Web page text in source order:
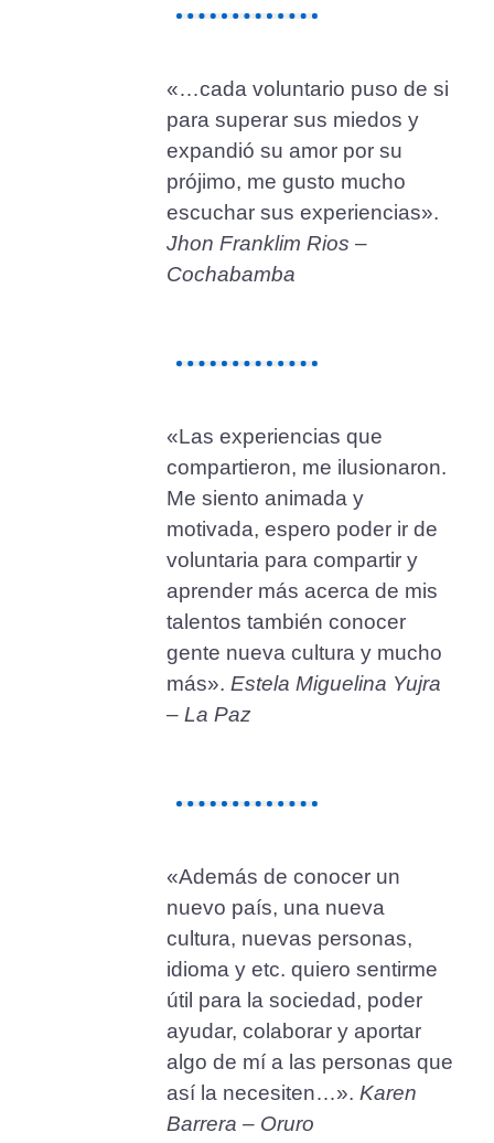
«…cada voluntario puso de si
para superar sus miedos y
expandió su amor por su
prójimo, me gusto mucho
escuchar sus experiencias».
Jhon Franklim Rios –
Cochabamba
«Las experiencias que
compartieron, me ilusionaron.
Me siento animada y
motivada, espero poder ir de
voluntaria para compartir y
aprender más acerca de mis
talentos también conocer
gente nueva cultura y mucho
más». Estela Miguelina Yujra
– La Paz
«Además de conocer un
nuevo país, una nueva
cultura, nuevas personas,
idioma y etc. quiero sentirme
útil para la sociedad, poder
ayudar, colaborar y aportar
algo de mí a las personas que
así la necesiten…». Karen
Barrera – Oruro